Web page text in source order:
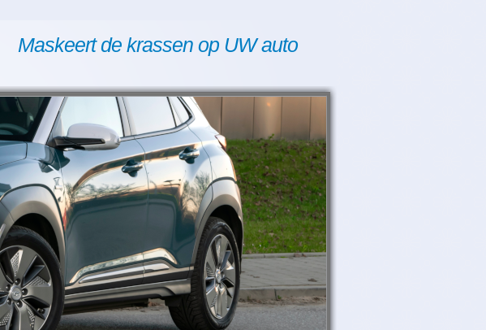
Maskeert de krassen op UW auto